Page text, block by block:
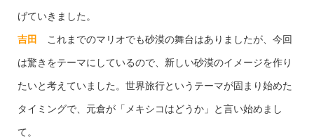
げていきました。
吉田 これまでのマリオでも砂漠の舞台はありましたが、今回
は驚きをテーマにしているので、新しい砂漠のイメージを作り
たいと考えていました。世界旅行というテーマが固まり始めた
タイミングで、元倉が「メキシコはどうか」と言い始めまし
て。